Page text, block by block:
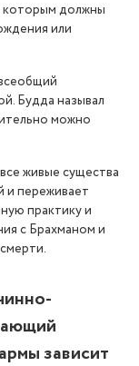
которым должны
или
Будда называл
можно
живые существа
и переживает
практику и
с Брахманом и
зависит